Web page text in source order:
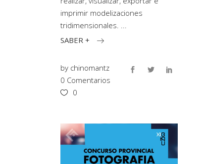
imprimir modelizaciones
tridimensionales.
SABER +
by chinomantz
0 Comentarios
0